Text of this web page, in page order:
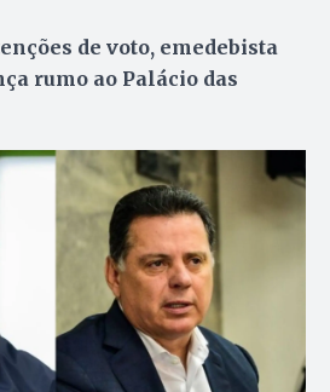
de voto, emedebista
rumo ao Palácio das